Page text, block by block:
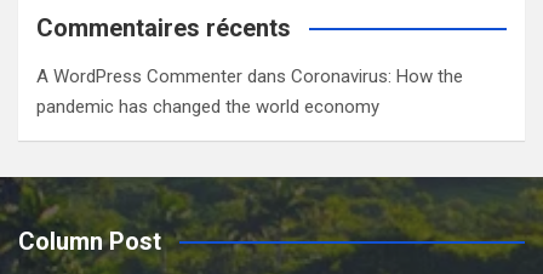
Commentaires récents
A WordPress Commenter dans Coronavirus: How the
pandemic has changed the world economy
Column Post